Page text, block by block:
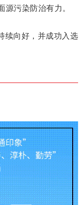
污染防治有力。
续向好，并成功入选